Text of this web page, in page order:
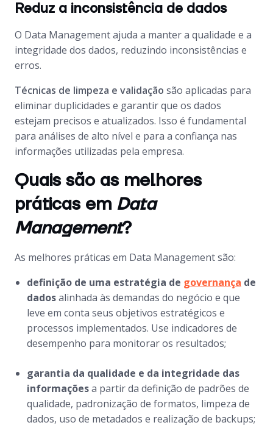
Reduz a inconsistência de dados
O Data Managementajuda a manter a qualidade e a
integridade dos dados, reduzindo inconsistências e
erros.
Técnicas de limpeza e validação são aplicadas para
eliminar duplicidades e garantir que os dados
estejam precisos e atualizados. Isso é fundamental
para análises de alto nível e para a confiança nas
informações utilizadas pela empresa.
Quais são as melhores
práticas em Data
Management?
As melhores práticas em Data Managementsão:
definição de uma estratégia de governança de
dadosalinhada às demandas do negócio e que
leve em conta seus objetivos estratégicos e
processos implementados. Use indicadores de
desempenho para monitorar os resultados;
garantia da qualidade e da integridade das
informaçõesa partir da definição de padrões de
qualidade, padronização de formatos, limpeza de
dados, uso de metadados e realização de backups;